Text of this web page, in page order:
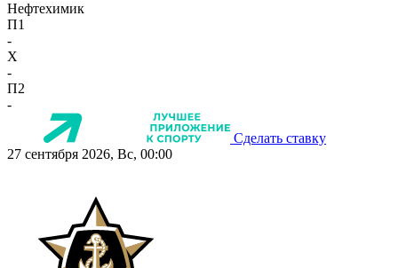
Нефтехимик
П1
-
X
-
П2
-
Сделать ставку
27 сентября 2026, Вс, 00:00